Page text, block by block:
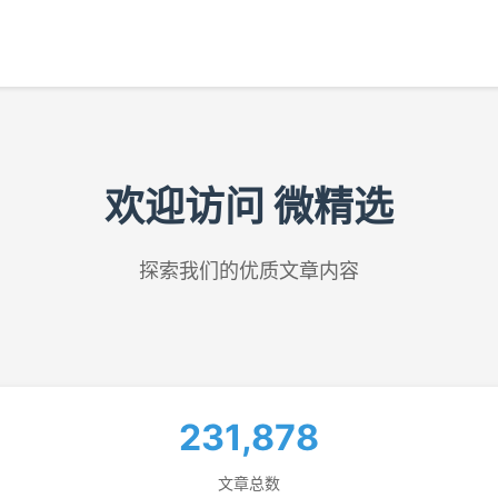
欢迎访问 微精选
探索我们的优质文章内容
231,878
文章总数